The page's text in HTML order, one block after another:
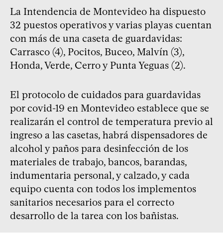
La Intendencia de Montevideo ha dispuesto
32 puestos operativos y varias playas cuentan
con más de una caseta de guardavidas:
Carrasco (4), Pocitos, Buceo, Malvín (3),
Honda, Verde, Cerro y Punta Yeguas (2).
El protocolo de cuidados para guardavidas
por covid-19 en Montevideo establece que se
realizarán el control de temperatura previo al
ingreso a las casetas, habrá dispensadores de
alcohol y paños para desinfección de los
materiales de trabajo, bancos, barandas,
indumentaria personal, y calzado, y cada
equipo cuenta con todos los implementos
sanitarios necesarios para el correcto
desarrollo de la tarea con los bañistas.